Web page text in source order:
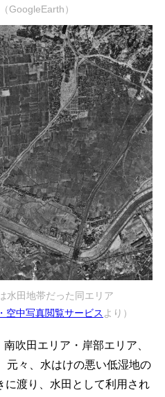
GoogleEarth）
水田地帯だった同エリア
空中写真閲覧サービス より）
吹田エリア・岸部エリア、
元々、水はけの悪い低湿地の
に渡り、水田として利用され